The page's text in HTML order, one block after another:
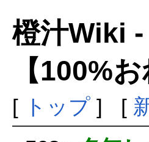
橙汁Wiki
【100%
[ トップ] [